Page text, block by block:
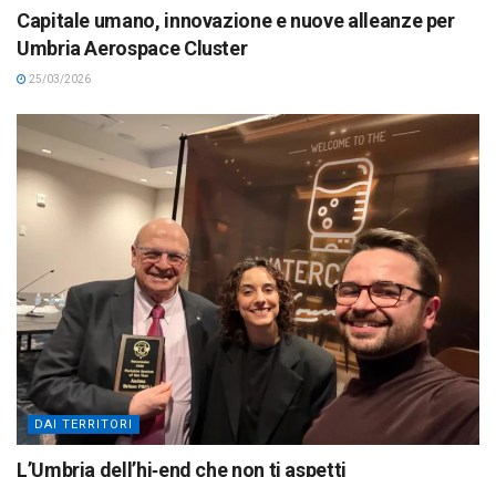
Capitale umano, innovazione e nuove alleanze per
Umbria Aerospace Cluster
25/03/2026
DAI TERRITORI
L’Umbria dell’hi‑end che non ti aspetti